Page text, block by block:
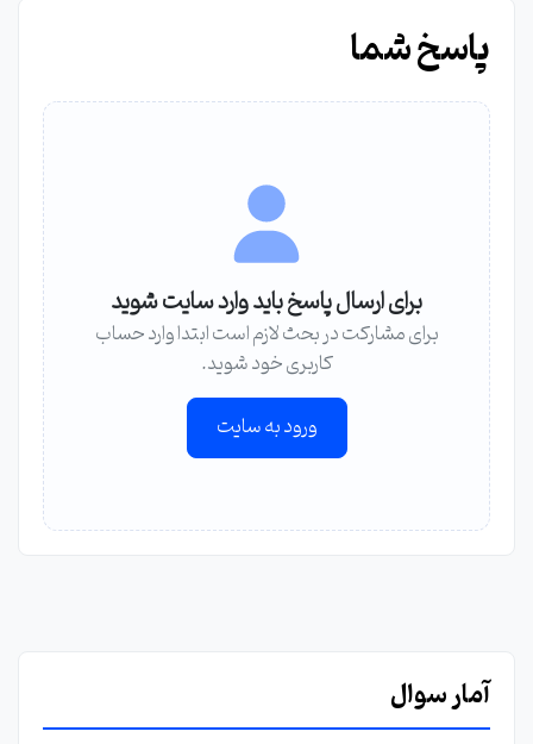
پاسخ شما
برای ارسال پاسخ باید وارد سایت شوید
برای مشارکت در بحث لازم است ابتدا وارد حساب
کاربری خود شوید.
ورود به سایت
آمار سوال